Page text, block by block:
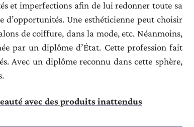
et imperfections afin de lui redonner toute sa
d’opportunités. Une esthéticienne peut choisir
de coiffure, dans la mode, etc. Néanmoins,
par un diplôme d’État. Cette profession fait
Avec un diplôme reconnu dans cette sphère,
avec des produits inattendus